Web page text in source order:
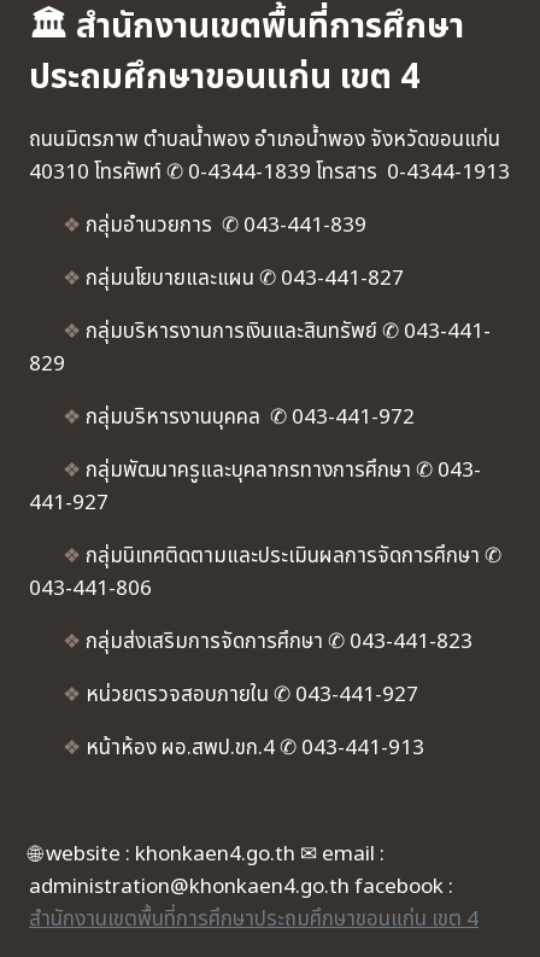
🏛 สำนักงานเขตพื้นที่การศึกษา
ประถมศึกษาขอนแก่น เขต 4
ถนนมิตรภาพ ตำบลน้ำพอง อำเภอน้ำพอง จังหวัดขอนแก่น
40310 โทรศัพท์ ✆ 0-4344-1839 โทรสาร 0-4344-1913
❖ กลุ่มอำนวยการ ✆ 043-441-839
❖ กลุ่มนโยบายและแผน ✆ 043-441-827
❖ กลุ่มบริหารงานการเงินและสินทรัพย์ ✆ 043-441-
829
❖ กลุ่มบริหารงานบุคคล ✆ 043-441-972
❖ กลุ่มพัฒนาครูและบุคลากรทางการศึกษา ✆ 043-
441-927
❖ กลุ่มนิเทศติดตามและประเมินผลการจัดการศึกษา ✆
043-441-806
❖ กลุ่มส่งเสริมการจัดการศึกษา ✆ 043-441-823
❖ หน่วยตรวจสอบภายใน ✆ 043-441-927
❖ หน้าห้อง ผอ.สพป.ขก.4 ✆ 043-441-913
🌐 website : khonkaen4.go.th ✉ email :
administration@khonkaen4.go.th facebook :
สำนักงานเขตพื้นที่การศึกษาประถมศึกษาขอนแก่น เขต 4